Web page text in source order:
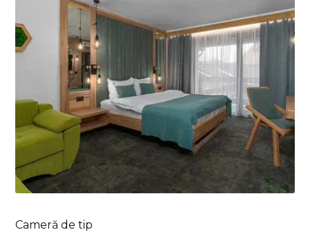
Cameră de tip